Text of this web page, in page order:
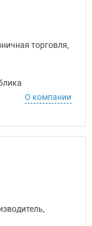
торговля,
О компании